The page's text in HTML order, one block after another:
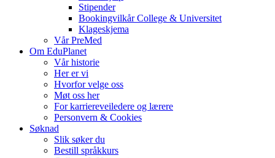
Stipender
Bookingvilkår College & Universitet
Klageskjema
Vår PreMed
Om EduPlanet
Vår historie
Her er vi
Hvorfor velge oss
Møt oss her
For karriereveiledere og lærere
Personvern & Cookies
Søknad
Slik søker du
Bestill språkkurs